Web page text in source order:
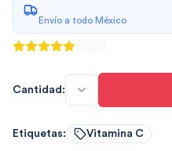
Envío a todo México
Cantidad:
Etiquetas: Vitamina C